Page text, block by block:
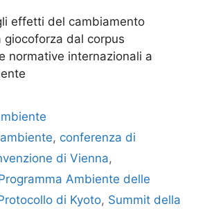
effetti del cambiamento
giocoforza dal corpus
normative internazionali a
ambiente, conferenza di
di Vienna,
Ambiente delle
di Kyoto, Summit della